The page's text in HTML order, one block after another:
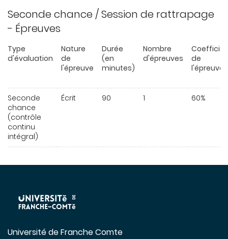
Seconde chance / Session de rattrapage
- Épreuves
Type
d'évaluation
Nature
de
l'épreuve
Durée
(en
minutes)
Nombre
d'épreuves
de
l'épreuve
Seconde
chance
(contrôle
continu
intégral)
Écrit 90 1 60%
Université de Franche Comte